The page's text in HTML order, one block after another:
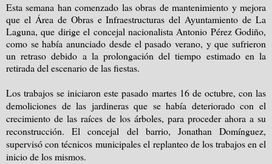
Esta semana han comenzado las obras de mantenimiento y mejora
que el Área de Obras e Infraestructuras del Ayuntamiento de La
Laguna, que dirige el concejal nacionalista Antonio Pérez Godiño,
como se había anunciado desde el pasado verano, y que sufrieron
un retraso debido a la prolongación del tiempo estimado en la
retirada del escenario de las fiestas.
Los trabajos se iniciaron este pasado martes 16 de octubre, con las
demoliciones de las jardineras que se había deteriorado con el
crecimiento de las raíces de los árboles, para proceder ahora a su
reconstrucción. El concejal del barrio, Jonathan Domínguez,
supervisó con técnicos municipales el replanteo de los trabajos en el
inicio de los mismos.